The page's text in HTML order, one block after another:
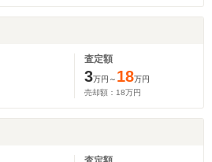
査定額
3万円～ 18万円
売却額： 18万円